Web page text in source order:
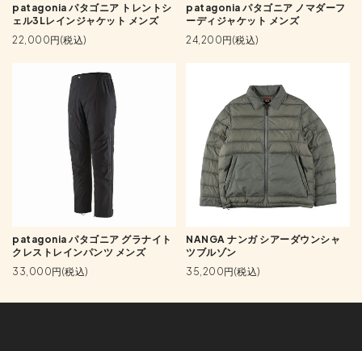
patagonia パタゴニア トレントシ
ェル3Lレインジャケット メンズ
22,000円(税込)
patagonia パタゴニア ノマダーフ
ーディジャケット メンズ
24,200円(税込)
patagonia パタゴニア グラナイト
クレストレインパンツ メンズ
33,000円(税込)
NANGA ナンガ シアーダウンシャ
ツブルゾン
35,200円(税込)